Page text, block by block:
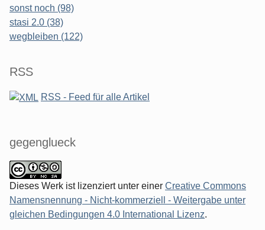
sonst noch (98)
stasi 2.0 (38)
wegbleiben (122)
RSS
RSS - Feed für alle Artikel
gegenglueck
Dieses Werk ist lizenziert unter einer Creative Commons
Namensnennung - Nicht-kommerziell - Weitergabe unter
gleichen Bedingungen 4.0 International Lizenz.